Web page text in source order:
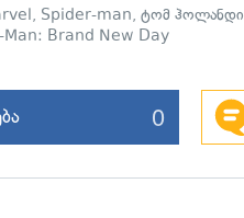
, Spider-man,ტომ ჰოლანდი
Man: Brand New Day
0